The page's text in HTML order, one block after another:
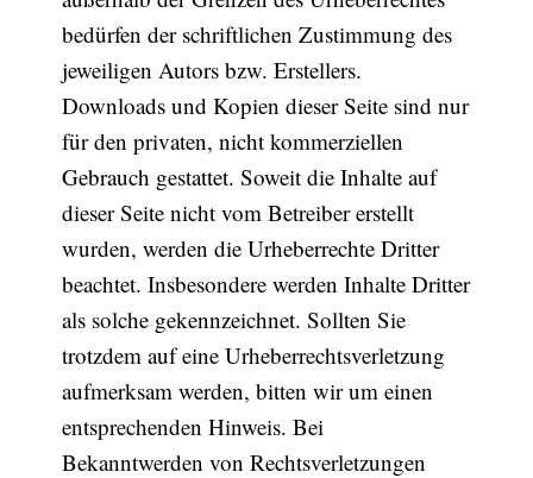
bedürfen der schriftlichen Zustimmung des
jeweiligen Autors bzw. Erstellers.
Downloads und Kopien dieser Seite sind nur
für den privaten, nicht kommerziellen
Gebrauch gestattet. Soweit die Inhalte auf
dieser Seite nicht vom Betreiber erstellt
wurden, werden die Urheberrechte Dritter
beachtet. Insbesondere werden Inhalte Dritter
als solche gekennzeichnet. Sollten Sie
trotzdem auf eine Urheberrechtsverletzung
aufmerksam werden, bitten wir um einen
entsprechenden Hinweis. Bei
Bekanntwerden von Rechtsverletzungen
Newsletter
Would you like to discover more beautiful
things? Subscribe to our newsletter now.
Note:Our newsletter is only available in
German.
Bitte schicken Sie mir bis zum Widerruf meiner
Einwilligung den Newsletter mit Informationen zu
neuen Beiträgen. DieDatenschutzerklärung
zur Kenntnis genommen und akzeptiere diese.